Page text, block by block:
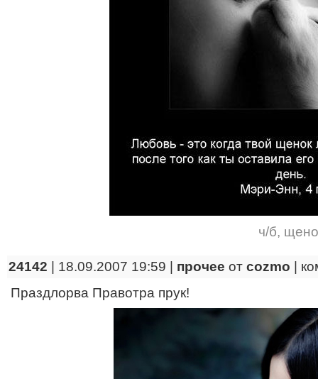
ч/б,
24142 | 18.09.2007 19:59 | прочее от cozmo
Праздлорва Правотра прук!